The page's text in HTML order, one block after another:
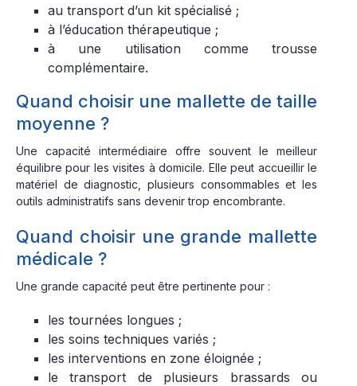
au transport d’un kit spécialisé ;
à l’éducation thérapeutique ;
à une utilisation comme trousse
complémentaire.
Quand choisir une mallette de taille
moyenne ?
Une capacité intermédiaire offre souvent le meilleur
équilibre pour les visites à domicile. Elle peut accueillir le
matériel de diagnostic, plusieurs consommables et les
outils administratifs sans devenir trop encombrante.
Quand choisir une grande mallette
médicale ?
Une grande capacité peut être pertinente pour :
les tournées longues ;
les soins techniques variés ;
les interventions en zone éloignée ;
le transport de plusieurs brassards ou